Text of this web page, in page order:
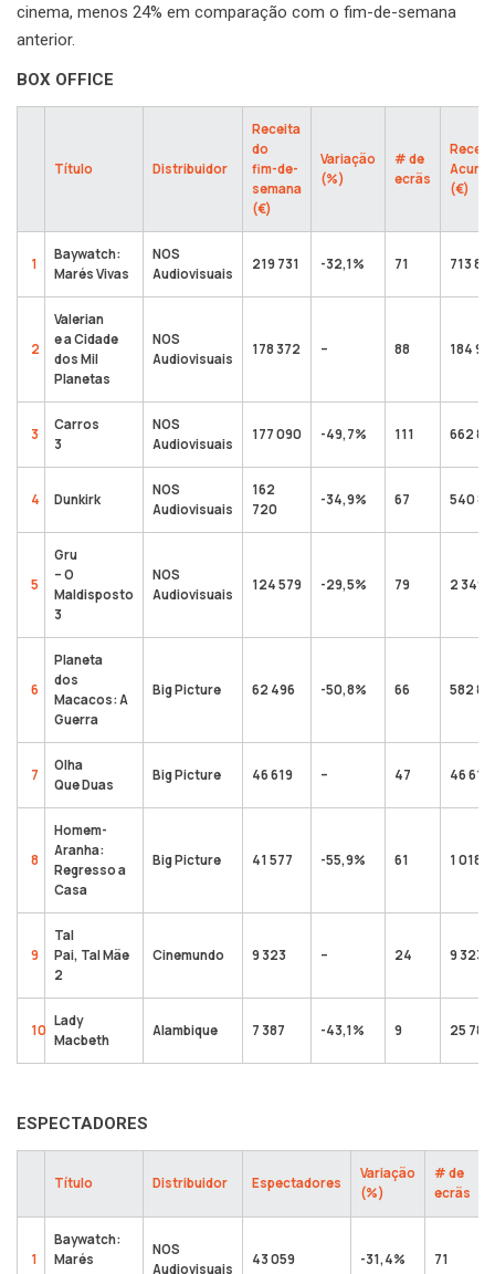
cinema, menos 24% em comparação com o fim-de-semana
anterior.
BOX OFFICE
Título Distribuidor
Receita
do
fim-de-
semana
(€)
Variação
(%)
# de
ecrãs
(€)
1
Baywatch:
Marés Vivas
NOS
Audiovisuais
219 731 -32,1% 71 713 817
2
Valerian
e a Cidade
dos Mil
Planetas
NOS
Audiovisuais
178 372 – 88 184
3
Carros
3
NOS
Audiovisuais
177 090 -49,7% 111 662
4 Dunkirk
NOS
Audiovisuais
162
720
-34,9% 67 540
5
Gru
– O
Maldisposto
3
NOS
Audiovisuais
124 579 -29,5% 79 2 349
6
Planeta
dos
Macacos: A
Guerra
Big Picture 62 496 -50,8% 66 582
7
Olha
Que Duas
Big Picture 46 619 – 47 46 619
8
Homem-
Aranha:
Regresso a
Casa
Big Picture 41 577 -55,9% 61 1 018
9
Tal
Pai, Tal Mãe
2
Cinemundo 9 323 – 24 9 323
10
Lady
Macbeth
Alambique 7 387 -43,1% 9 25 782
ESPECTADORES
Título Distribuidor Espectadores
Variação
(%)
# de
ecrãs
1
Baywatch:
Marés
NOS
Audiovisuais
43 059 -31,4% 71